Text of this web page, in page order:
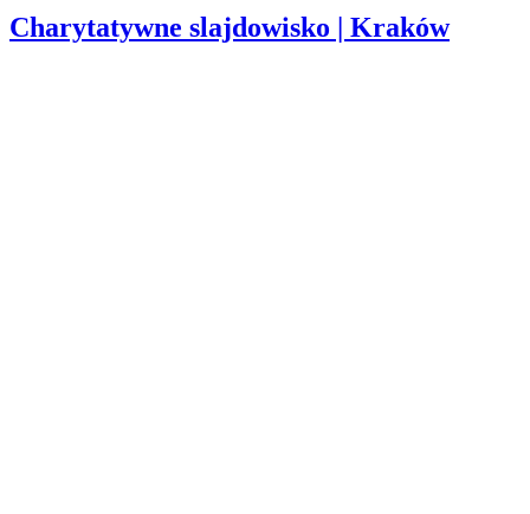
Charytatywne slajdowisko | Kraków